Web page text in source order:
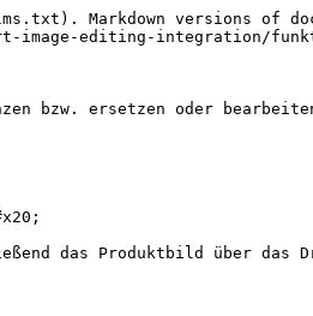
Markdown versions of
image-editing-integration/
bzw. ersetzen oder
das Produktbild über das